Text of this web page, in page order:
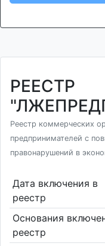
РЕЕСТР
Реестр коммерческих
предпринимателей с
правонарушений в
Дата включения в
реестр
Основания
реестр